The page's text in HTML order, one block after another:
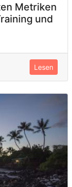
Metriken
und
Lesen